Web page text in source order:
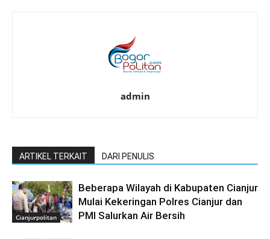
admin
ARTIKEL TERKAIT DARI PENULIS
Cianjurpolitan
Beberapa Wilayah di Kabupaten Cianjur
Mulai Kekeringan Polres Cianjur dan
PMI Salurkan Air Bersih